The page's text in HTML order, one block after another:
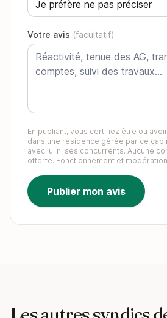
Votre avis (facultatif)
En publiant, vous certifiez être ou
dans une résidence gérée par ce
avec lui ni ses concurrents. Aucune
offerte. Fonctionnement et
Publier mon avis